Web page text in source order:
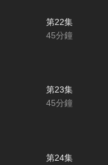
第22集
45分鐘
第23集
45分鐘
第24集